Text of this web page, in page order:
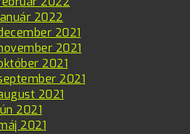
2022
2021
2021
2021
2021
2021
2021
2021